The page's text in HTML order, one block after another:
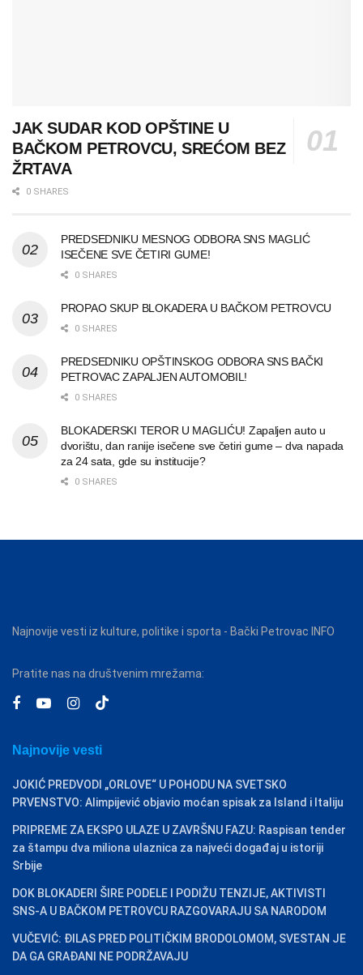
JAK SUDAR KOD OPŠTINE U
BAČKOM PETROVCU, SREĆOM BEZ
ŽRTAVA
0 SHARES
PREDSEDNIKU MESNOG ODBORA SNS MAGLIĆ
ISEČENE SVE ČETIRI GUME!
0 SHARES
PROPAO SKUP BLOKADERA U BAČKOM PETROVCU
0 SHARES
PREDSEDNIKU OPŠTINSKOG ODBORA SNS BAČKI
PETROVAC ZAPALJEN AUTOMOBIL!
0 SHARES
BLOKADERSKI TEROR U MAGLIĆU! Zapaljen auto u
dvorištu, dan ranije isečene sve četiri gume – dva napada
za 24 sata, gde su institucije?
0 SHARES
Najnovije vesti iz kulture, politike i sporta - Bački Petrovac INFO
Pratite nas na društvenim mrežama:
Najnovije vesti
JOKIĆ PREDVODI „ORLOVE“ U POHODU NA SVETSKO
PRVENSTVO: Alimpijević objavio moćan spisak za Island i Italiju
PRIPREME ZA EKSPO ULAZE U ZAVRŠNU FAZU: Raspisan tender
za štampu dva miliona ulaznica za najveći događaj u istoriji
Srbije
DOK BLOKADERI ŠIRE PODELE I PODIŽU TENZIJE, AKTIVISTI
SNS-A U BAČKOM PETROVCU RAZGOVARAJU SA NARODOM
VUČEVIĆ: ĐILAS PRED POLITIČKIM BRODOLOMOM, SVESTAN JE
DA GA GRAĐANI NE PODRŽAVAJU